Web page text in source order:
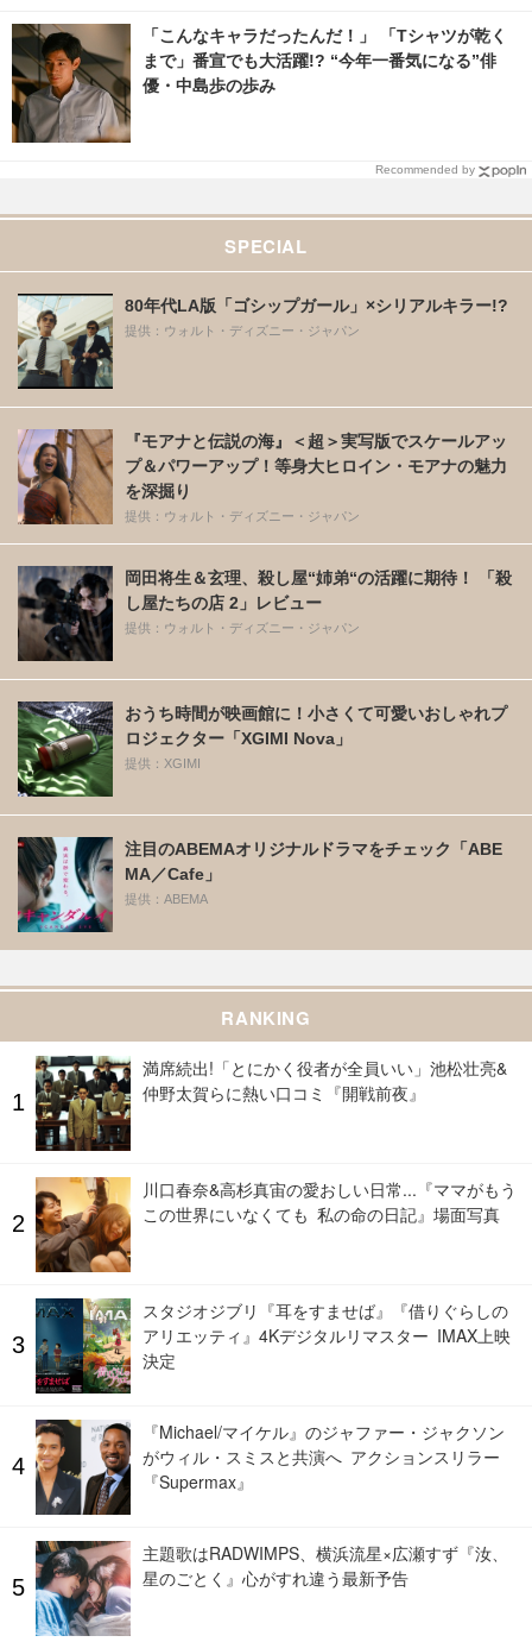
「こんなキャラだったんだ！」 「Tシャツが乾く
まで」番宣でも大活躍!? “今年一番気になる”俳
優・中島歩の歩み
Recommended by
SPECIAL
80年代LA版「ゴシップガール」×シリアルキラー!?
提供：ウォルト・ディズニー・ジャパン
『モアナと伝説の海』＜超＞実写版でスケールアッ
プ＆パワーアップ！等身大ヒロイン・モアナの魅力
を深掘り
提供：ウォルト・ディズニー・ジャパン
岡田将生＆玄理、殺し屋“姉弟“の活躍に期待！ 「殺
し屋たちの店 2」レビュー
提供：ウォルト・ディズニー・ジャパン
おうち時間が映画館に！小さくて可愛いおしゃれプ
ロジェクター「XGIMI Nova」
提供：XGIMI
注目のABEMAオリジナルドラマをチェック「ABE
MA／Cafe」
提供：ABEMA
RANKING
満席続出!「とにかく役者が全員いい」池松壮亮&
仲野太賀らに熱い口コミ『開戦前夜』
川口春奈&高杉真宙の愛おしい日常...『ママがもう
この世界にいなくても 私の命の日記』場面写真
スタジオジブリ『耳をすませば』『借りぐらしの
アリエッティ』4Kデジタルリマスター IMAX上映
決定
『Michael/マイケル』のジャファー・ジャクソン
がウィル・スミスと共演へ アクションスリラー
『Supermax』
主題歌はRADWIMPS、横浜流星×広瀬すず『汝、
星のごとく』心がすれ違う最新予告